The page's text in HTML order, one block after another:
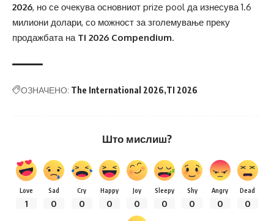
2026, но се очекува основниот prize pool да изнесува 1.6
милиони долари, со можност за зголемување преку
продажбата на TI 2026 Compendium.
ОЗНАЧЕНО: The International 2026 TI 2026
Што мислиш?
Love
1
Sad
0
Cry
0
Happy
0
Joy
0
Sleepy
0
Shy
0
Angry
0
Dead
0